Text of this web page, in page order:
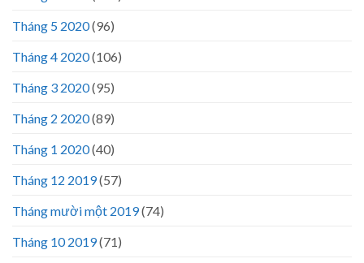
Tháng 5 2020(96)
Tháng 4 2020(106)
Tháng 3 2020(95)
Tháng 2 2020(89)
Tháng 1 2020(40)
Tháng 12 2019(57)
Tháng mười một 2019(74)
Tháng 10 2019(71)